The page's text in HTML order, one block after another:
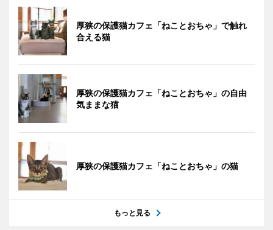
厚狭の保護猫カフェ「ねことおちゃ」で触れ
合える猫
厚狭の保護猫カフェ「ねことおちゃ」の自由
気ままな猫
厚狭の保護猫カフェ「ねことおちゃ」の猫
もっと見る